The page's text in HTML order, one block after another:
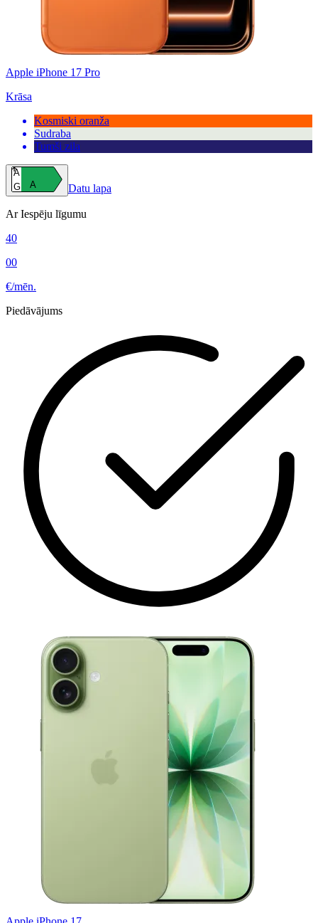
Apple iPhone 17 Pro
Krāsa
Kosmiski oranža
Sudraba
Tumši zila
A
G
A Datu lapa
Ar Iespēju līgumu
40
00
€/mēn.
Piedāvājums